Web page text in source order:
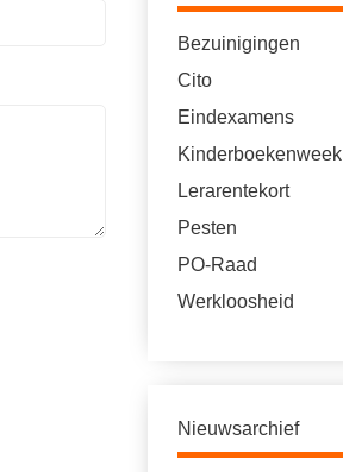
Bezuinigingen
Cito
Eindexamens
Kinderboekenweek
Lerarentekort
Pesten
PO-Raad
Werkloosheid
Nieuwsarchief